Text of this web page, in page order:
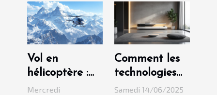
Vol en
hélicoptère :
Quels sont les
Mercredi
Comment les
technologies
modernes
Samedi 14/06/2025